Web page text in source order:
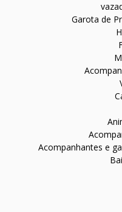
Garota de
Acompanhantes e